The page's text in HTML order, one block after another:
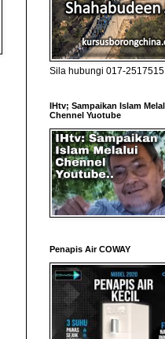
Sila hubungi 017-2517515
IHtv; Sampaikan Islam
Chennel Yuotube
Penapis Air COWAY